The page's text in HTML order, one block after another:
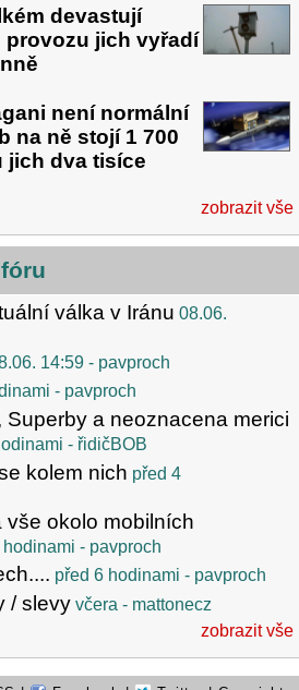
devastují
provozu jich vyřadí
není normální
na ně stojí 1 700
jich dva tisíce
zobrazit vše
válka v Iránu 08.06.
14:59 - pavproch
- pavproch
Superby a neoznacena merici
- řidičBOB
kolem nich před 4
vše okolo mobilních
hodinami - pavproch
před 6 hodinami - pavproch
/ slevy včera - mattonecz
zobrazit vše